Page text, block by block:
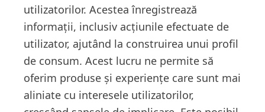
utilizatorilor. Acestea înregistrează
informații, inclusiv acțiunile efectuate de
utilizator, ajutând la construirea unui profil
de consum. Acest lucru ne permite să
oferim produse și experiențe care sunt mai
aliniate cu interesele utilizatorilor,